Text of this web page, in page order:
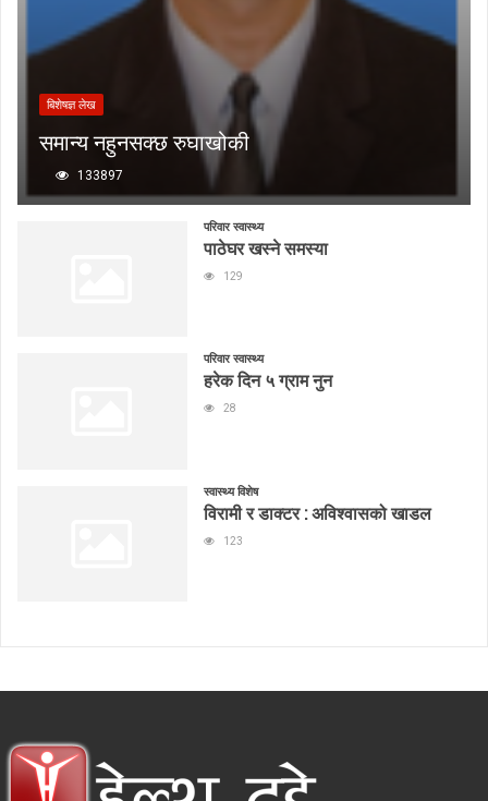
बिशेषज्ञ लेख
समान्य नहुनसक्छ रुघाखोकी
133897
परिवार स्वास्थ्य
पाठेघर खस्ने समस्या
129
परिवार स्वास्थ्य
हरेक दिन ५ ग्राम नुन
28
स्वास्थ्य विशेष
विरामी र डाक्टर : अविश्वासको खाडल
123